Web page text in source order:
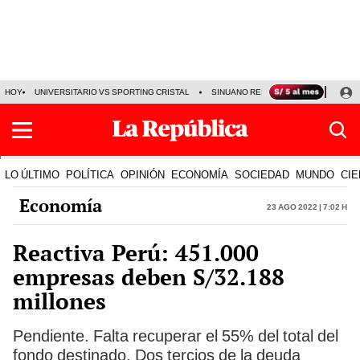
HOY UNIVERSITARIO VS SPORTING CRISTAL SINUANO RESULTADOS HOY
LO ÚLTIMO POLÍTICA OPINIÓN ECONOMÍA SOCIEDAD MUNDO
Economía 23 Ago 2022 | 7:02 h
Reactiva Perú: 451.000
empresas deben S/32.188
millones
Pendiente. Falta recuperar el 55% del total del
fondo destinado. Dos tercios de la deuda